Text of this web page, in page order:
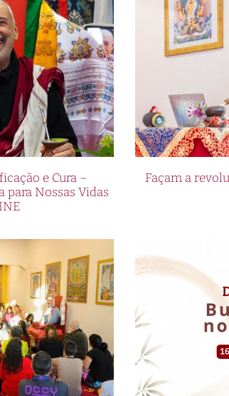
e uma interface de usuário
agradável. Além disso, a
e lançamentos, garantindo
de apostas.
sucesso é uma marca registrada da
leais em todo o mundo, a
serviços. Os jogadores brasileiros
de depósito e saque. Além
seus jogadores, aumentando ainda
Leia o artigo completo para
apostas glamourosas da
uma das principais marcas de
estilo e sucesso para o Brasil!
revolucionar o mundo das
e Cura –
para Nossas Vidas
Façam a